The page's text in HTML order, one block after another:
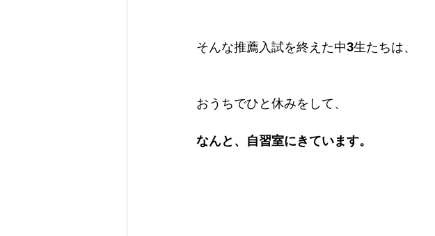
そんな推薦入試を終えた中3生たちは、
おうちでひと休みをして、
なんと、自習室にきています。